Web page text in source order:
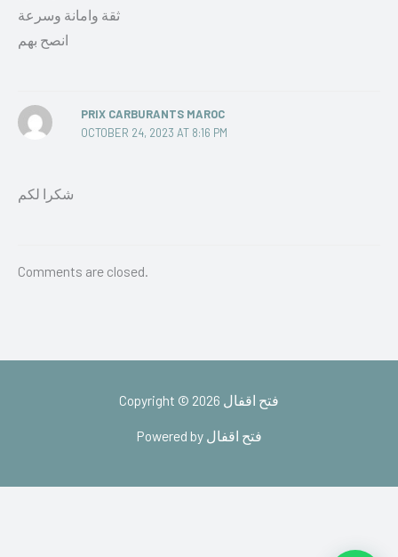
ثقة وامانة وسرعة
انصح بهم
PRIX CARBURANTS MAROC
OCTOBER 24, 2023 AT 8:16 PM
شكرا لكم
Comments are closed.
Copyright © 2026 فتح اقفال
Powered by فتح اقفال